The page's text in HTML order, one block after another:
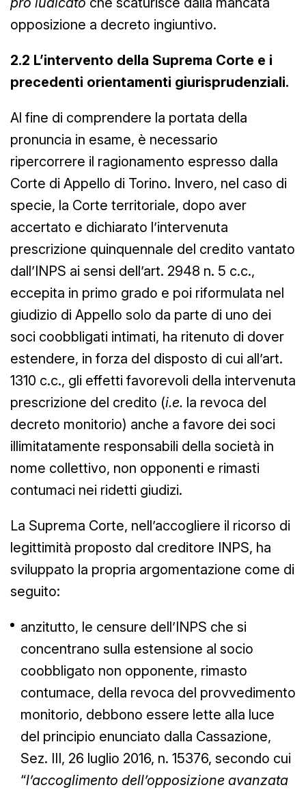
opposizione a decreto ingiuntivo.
2.2 L’intervento della Suprema Corte e i
precedenti orientamenti giurisprudenziali.
Al fine di comprendere la portata della
pronuncia in esame, è necessario
ripercorrere il ragionamento espresso dalla
Corte di Appello di Torino. Invero, nel caso di
specie, la Corte territoriale, dopo aver
accertato e dichiarato l’intervenuta
prescrizione quinquennale del credito vantato
dall’INPS ai sensi dell’art. 2948 n. 5 c.c.,
eccepita in primo grado e poi riformulata nel
giudizio di Appello solo da parte di uno dei
soci coobbligati intimati, ha ritenuto di dover
estendere, in forza del disposto di cui all’art.
1310 c.c., gli effetti favorevoli della intervenuta
prescrizione del credito (i.e. la revoca del
decreto monitorio) anche a favore dei soci
illimitatamente responsabili della società in
nome collettivo, non opponenti e rimasti
contumaci nei ridetti giudizi.
La Suprema Corte, nell’accogliere il ricorso di
legittimità proposto dal creditore INPS, ha
sviluppato la propria argomentazione come di
seguito:
anzitutto, le censure dell’INPS che si
concentrano sulla estensione al socio
coobbligato non opponente, rimasto
contumace, della revoca del provvedimento
monitorio, debbono essere lette alla luce
del principio enunciato dalla Cassazione,
Sez. III, 26 luglio 2016, n. 15376, secondo cui
“l’accoglimento dell’opposizione avanzata